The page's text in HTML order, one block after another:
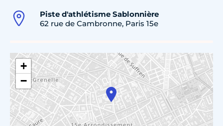
Piste d'athlétisme Sablonnière
62 rue de Cambronne, Paris 15e
+
−